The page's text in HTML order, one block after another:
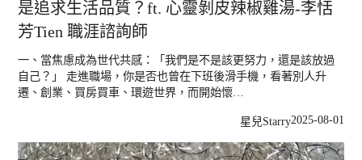
是追求生活品質？ft. 心靈剝皮辣椒雞湯-李恬
芳Tien 職涯諮詢師
一、當焦慮成為世代共感：「我們是不是該更努力，還是該放過
自己？」 走進職場，你是否也曾在下班後滑手機，看著別人升
遷、創業、買房買車、環遊世界，而開始懷…
星兒Starry2025-08-01